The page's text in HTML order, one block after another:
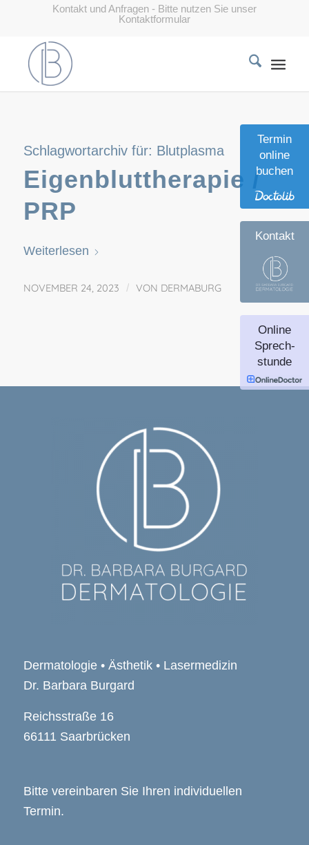
Kontakt und Anfragen - Bitte nutzen Sie unser
Kontaktformular
Schlagwortarchiv für: Blutplasma
Eigenbluttherapie /
PRP
Weiterlesen
NOVEMBER 24, 2023 / VON DERMABURG
Dermatologie • Ästhetik • Lasermedizin
Dr. Barbara Burgard
Reichsstraße 16
66111 Saarbrücken
Bitte vereinbaren Sie Ihren individuellen
Termin.
Termin
online
buchen
Kontakt
Online
Sprech-
stunde